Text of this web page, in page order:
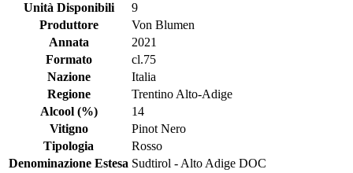
Unità Disponibili
9
Produttore
Von Blumen
Annata
2021
Formato
cl.75
Nazione
Italia
Regione
Trentino Alto-Adige
Alcool (%)
14
Vitigno
Pinot Nero
Tipologia
Rosso
Denominazione Estesa Sudtirol - Alto Adige DOC